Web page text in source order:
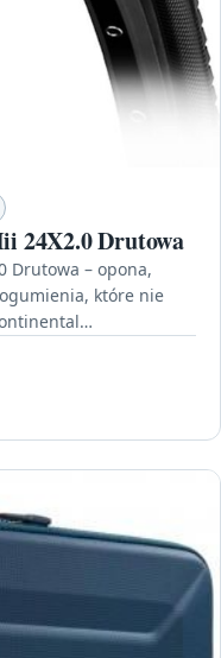
24X2.0 Drutowa
Drutowa – opona,
które nie